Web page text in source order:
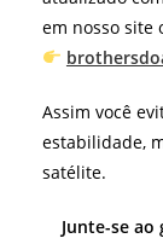
em nosso site
Assim você
estabilidade,
satélite.
Junte-se